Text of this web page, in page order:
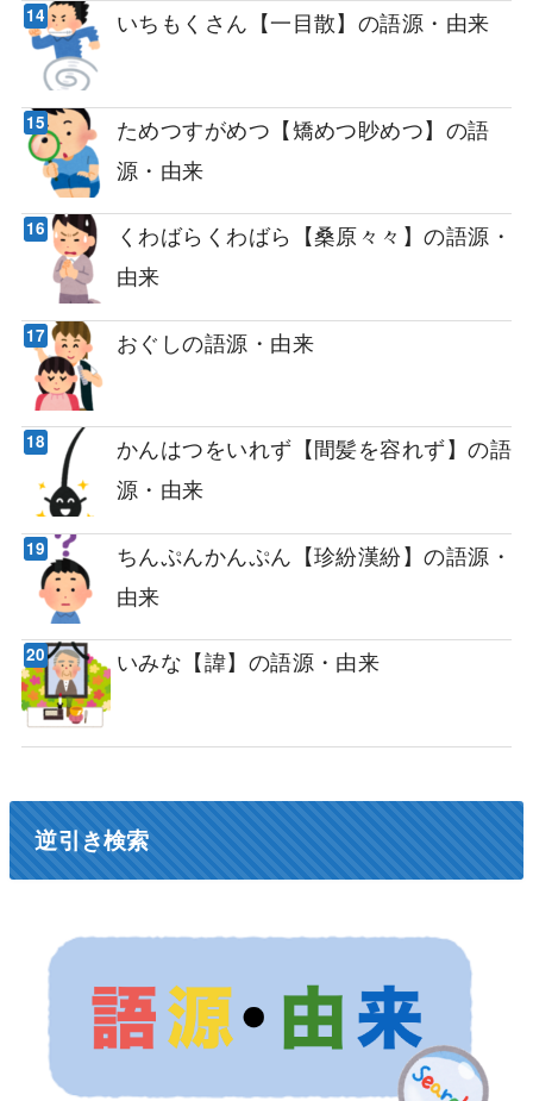
いちもくさん【一目散】の語源・由来
ためつすがめつ【矯めつ眇めつ】の語
源・由来
くわばらくわばら【桑原々々】の語源・
由来
おぐしの語源・由来
かんはつをいれず【間髪を容れず】の語
源・由来
ちんぷんかんぷん【珍紛漢紛】の語源・
由来
いみな【諱】の語源・由来
逆引き検索